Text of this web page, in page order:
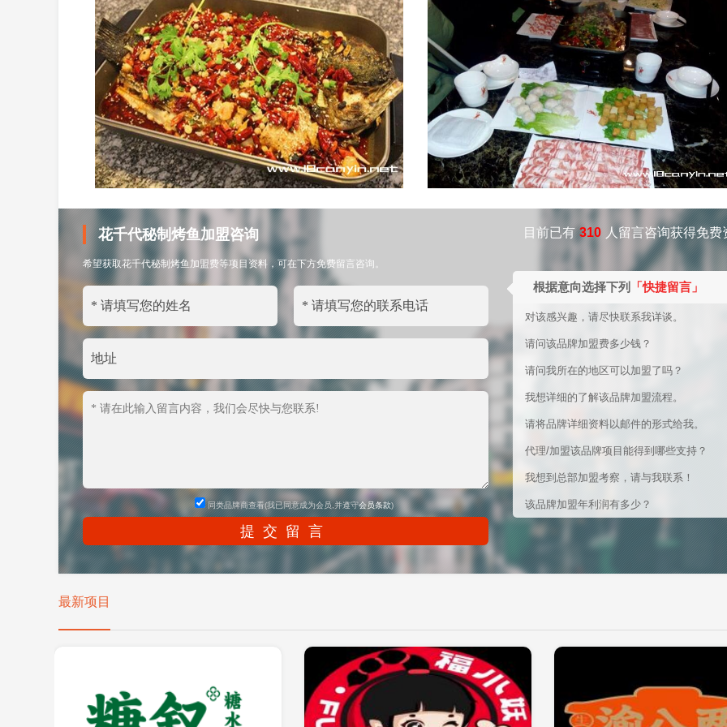
花千代秘制烤鱼加盟咨询 目前已有 310 人留言咨询获得免费
希望获取花千代秘制烤鱼加盟费等项目资料，可在下方免费留言咨询。
同类品牌商查看(我已同意成为会员,并遵守会员条款)
根据意向选择下列 「快捷留言」
对该感兴趣，请尽快联系我详谈。
请问该品牌加盟费多少钱？
请问我所在的地区可以加盟了吗？
我想详细的了解该品牌加盟流程。
请将品牌详细资料以邮件的形式给我。
代理/加盟该品牌项目能得到哪些支持？
我想到总部加盟考察，请与我联系！
该品牌加盟年利润有多少？
最新项目